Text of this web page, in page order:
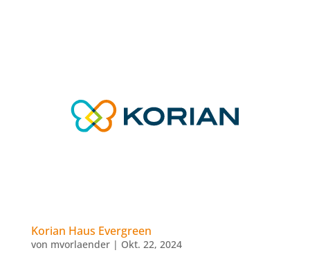
Korian Haus Evergreen
von mvorlaender| Okt. 22, 2024